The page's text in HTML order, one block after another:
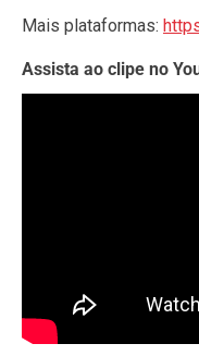
Mais plataformas:
Assista ao clipe no